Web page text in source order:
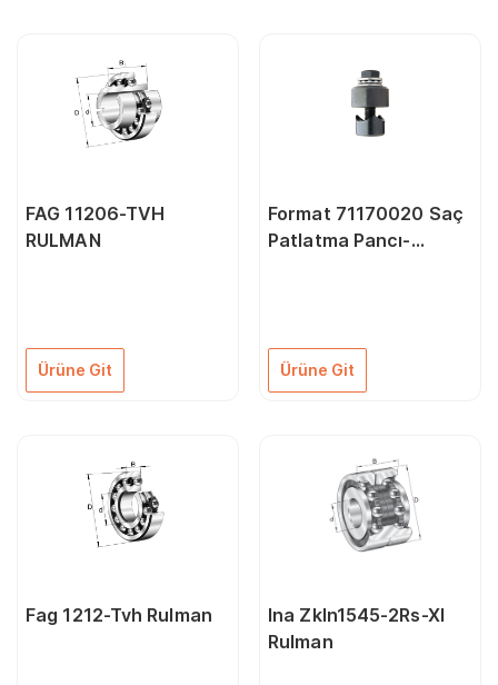
FAG 11206-TVH
RULMAN
Ürüne Git
Format 71170020 Saç
Patlatma Pancı-
Ürüne Git
Fag 1212-Tvh Rulman
Ina Zkln1545-2Rs-Xl
Rulman